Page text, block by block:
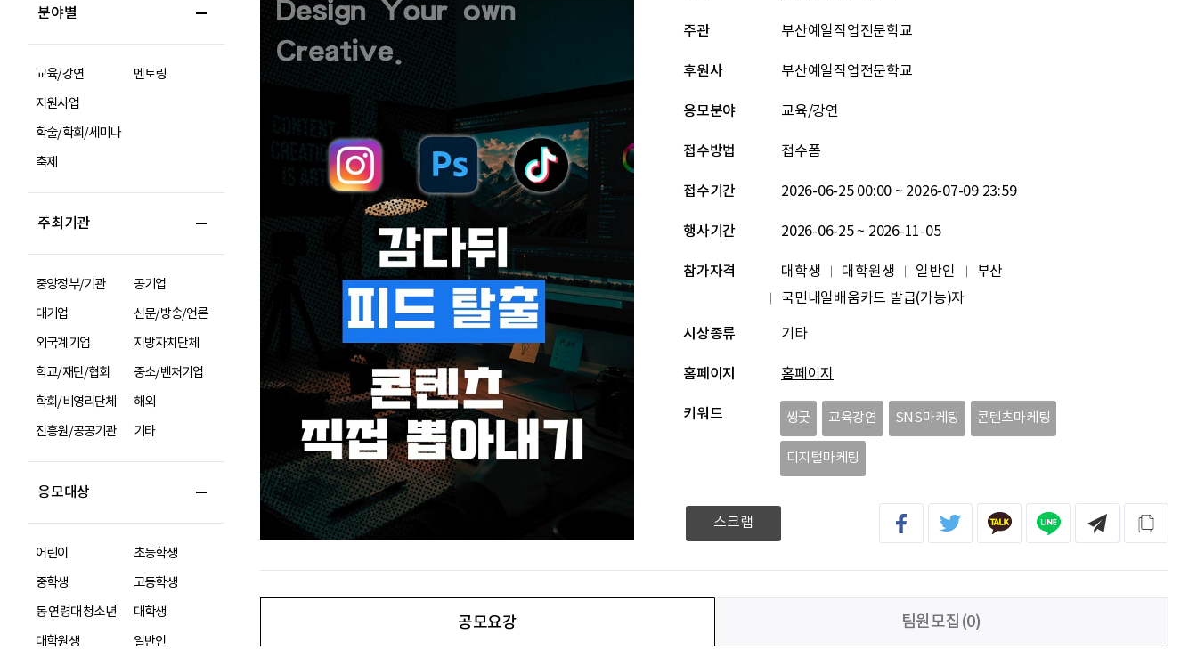
전미선
김태영
박상현
분야별
교육/강연
멘토링
지원사업
학술/학회/세미나
축제
주최기관
중앙정부/기관
공기업
대기업
신문/방송/언론
외국계기업
지방자치단체
학교/재단/협회
중소/벤처기업
학회/비영리단체
해외
진흥원/공공기관
기타
응모대상
어린이
초등학생
중학생
고등학생
동 연령대 청소년
대학생
대학원생
일반인
주관 부산예일직업전문학교
후원사 부산예일직업전문학교
응모분야 교육/강연
접수방법 접수폼
접수기간 2026-06-25 00:00 ~ 2026-07-09 23:59
행사기간 2026-06-25 ~ 2026-11-05
참가자격 대학생 대학원생 일반인
부산
국민내일배움카드 발급(가능)자
시상종류 기타
홈페이지 홈페이지
키워드 씽굿 교육강연 SNS마케팅 콘텐츠마케팅
디지털마케팅
스크랩
공모요강 팀원모집(0)